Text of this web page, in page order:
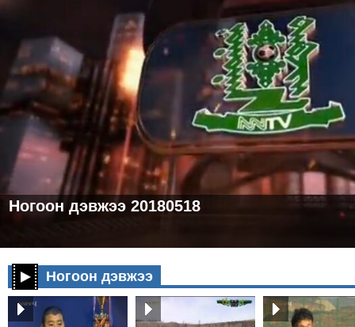
Ногоон дэвжээ 20180518
Ногоон дэвжээ